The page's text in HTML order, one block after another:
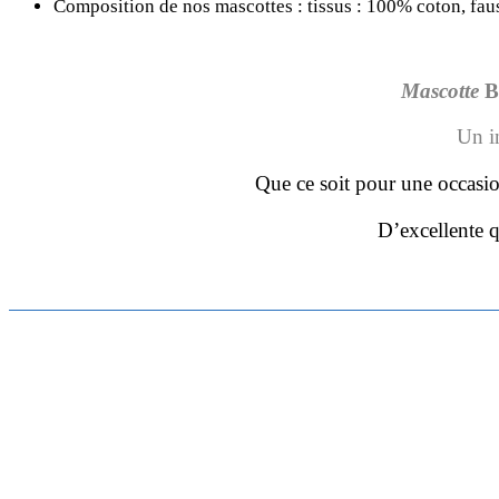
Composition de nos mascottes : tissus : 100% coton,
Mascotte
Un
Que ce soit pour une
D’excellente